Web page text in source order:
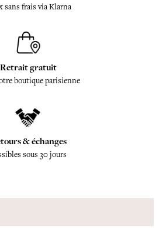
sans frais via Klarna
Retrait gratuit
boutique parisienne
& échanges
sous 30 jours